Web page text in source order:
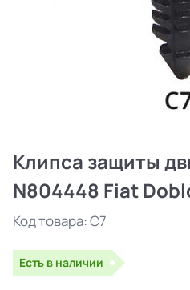
Клипса защиты
N804448 Fiat
Код товара:C7
Есть в наличии